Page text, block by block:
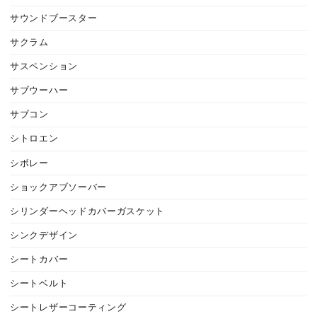
サウンドブースター
サクラム
サスペンション
サブウーハー
サブコン
シトロエン
シボレー
ショックアブソーバー
シリンダーヘッドカバーガスケット
シンクデザイン
シートカバー
シートベルト
シートレザーコーティング